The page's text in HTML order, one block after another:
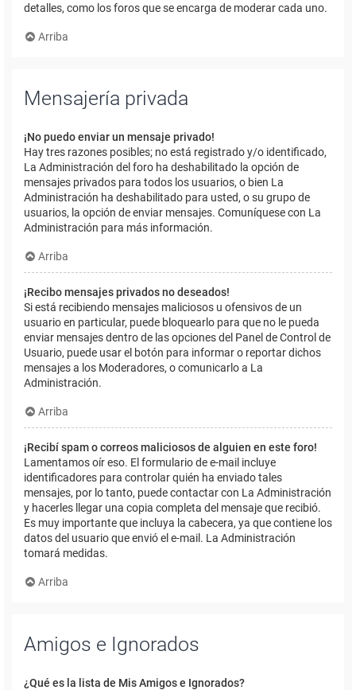
detalles, como los foros que se encarga de moderar cada uno.
Arriba
Mensajería privada
¡No puedo enviar un mensaje privado!
Hay tres razones posibles; no está registrado y/o identificado,
La Administración del foro ha deshabilitado la opción de
mensajes privados para todos los usuarios, o bien La
Administración ha deshabilitado para usted, o su grupo de
usuarios, la opción de enviar mensajes. Comuníquese con La
Administración para más información.
Arriba
¡Recibo mensajes privados no deseados!
Si está recibiendo mensajes maliciosos u ofensivos de un
usuario en particular, puede bloquearlo para que no le pueda
enviar mensajes dentro de las opciones del Panel de Control de
Usuario, puede usar el botón para informar o reportar dichos
mensajes a los Moderadores, o comunicarlo a La
Administración.
Arriba
¡Recibí spam o correos maliciosos de alguien en este foro!
Lamentamos oír eso. El formulario de e-mail incluye
identificadores para controlar quién ha enviado tales
mensajes, por lo tanto, puede contactar con La Administración
y hacerles llegar una copia completa del mensaje que recibió.
Es muy importante que incluya la cabecera, ya que contiene los
datos del usuario que envió el e-mail. La Administración
tomará medidas.
Arriba
Amigos e Ignorados
¿Qué es la lista de Mis Amigos e Ignorados?